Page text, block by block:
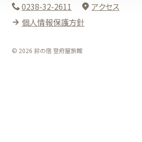
0238-32-2611
アクセス
個人情報保護方針
© 2026 鈴の宿 登府屋旅館